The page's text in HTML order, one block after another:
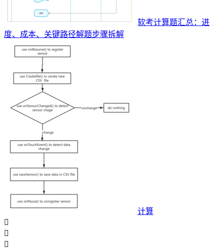
软考计算题汇总：进
度、成本、关键路径解题步骤拆解
计算


